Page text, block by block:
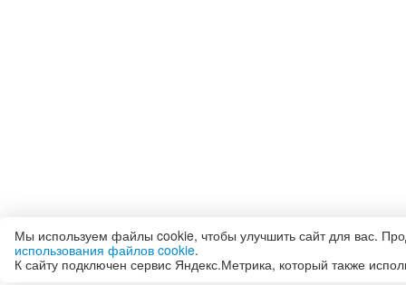
Мы используем файлы cookie, чтобы улучшить сайт для вас.
использования файлов cookie.
К сайту подключен сервис Яндекс.Метрика, который также